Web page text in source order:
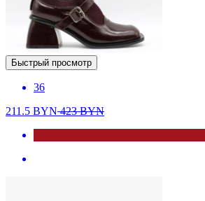
Быстрый просмотр
36
211.5 BYN423BYN